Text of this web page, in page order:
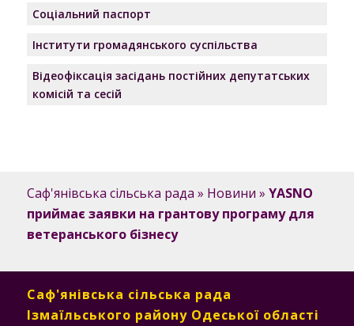
Соціальний паспорт
Інститути громадянського суспільства
Відеофіксація засідань постійних депутатських
комісій та сесій
Саф'янівська сільська рада » Новини » YASNO
приймає заявки на грантову програму для
ветеранського бізнесу
Саф'янівська сільська рада
Ізмаїльського району Одеської області